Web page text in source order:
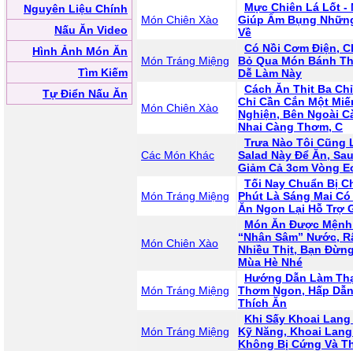
Nguyên Liệu Chính
Nấu Ăn Video
Hình Ảnh Món Ăn
Tìm Kiếm
Tự Điển Nấu Ăn
Món Chiên Xào
Mực Chiên Lá Lốt -
Giúp Ấm Bụng
Về
Món Tráng Miệng
Có Nồi Cơm Điện,
Bỏ Qua Món Bánh
Dễ Làm Này
Món Chiên Xào
Cách Ăn Thịt Ba
Chỉ Cần Cắn Một
Nghiện, Bên Ngoài
Nhai Càng Thơm, C
Các Món Khác
Trưa Nào Tôi Cũng
Salad Này Để Ăn,
Giảm Cả 3cm Vòng
Món Tráng Miệng
Tối Nay Chuẩn Bị
Phút Là Sáng Mai
Ăn Ngon Lại Hỗ Trợ
Món Chiên Xào
Món Ăn Được
“Nhân Sâm” Nước,
Nhiều Thịt, Bạn
Mùa Hè Nhé
Món Tráng Miệng
Hướng Dẫn Làm
Thơm Ngon, Hấp
Thích Ăn
Món Tráng Miệng
Khi Sấy Khoai
Kỹ Năng, Khoai
Không Bị Cứng Và